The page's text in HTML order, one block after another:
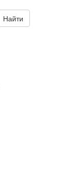
Найти